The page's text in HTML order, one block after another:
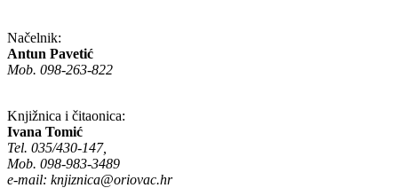
Načelnik:
Antun Pavetić
Mob. 098-263-822
Knjižnica i čitaonica:
Ivana Tomić
Tel. 035/430-147,
Mob. 098-983-3489
e-mail: knjiznica@oriovac.hr